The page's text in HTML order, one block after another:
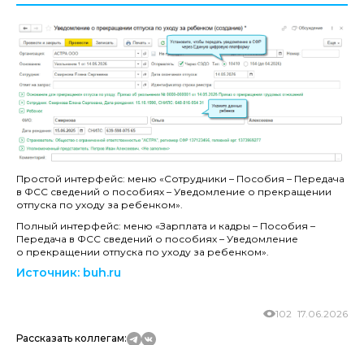
Простой интерфейс: меню «Сотрудники – Пособия – Передача
в ФСС сведений о пособиях – Уведомление о прекращении
отпуска по уходу за ребенком».
Полный интерфейс: меню «Зарплата и кадры – Пособия –
Передача в ФСС сведений о пособиях – Уведомление
о прекращении отпуска по уходу за ребенком».
Источник: buh.ru
17.06.2026
102
Рассказать коллегам: